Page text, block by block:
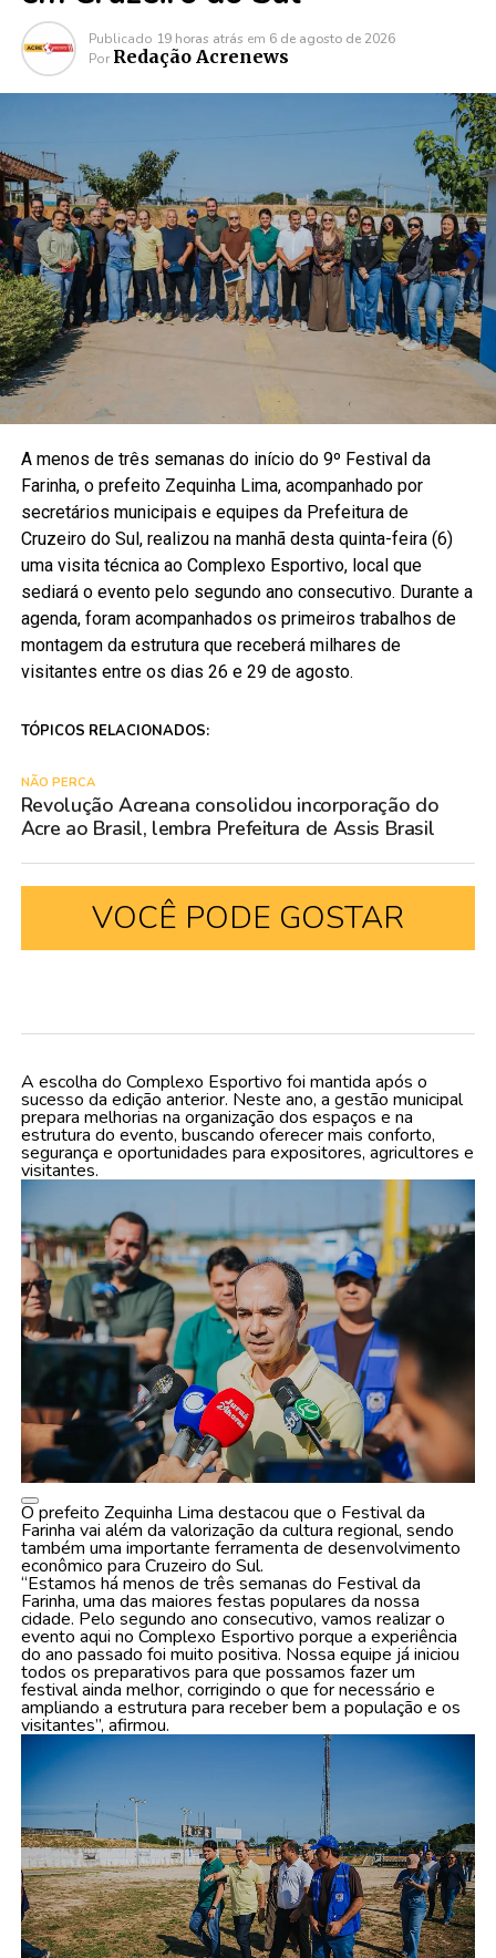
Publicado 19 horas atrás em 6 de agosto de 2026
Por Redação Acrenews
A menos de três semanas do início do 9º Festival da
Farinha, o prefeito Zequinha Lima, acompanhado por
secretários municipais e equipes da Prefeitura de
Cruzeiro do Sul, realizou na manhã desta quinta-feira (6)
uma visita técnica ao Complexo Esportivo, local que
sediará o evento pelo segundo ano consecutivo. Durante a
agenda, foram acompanhados os primeiros trabalhos de
montagem da estrutura que receberá milhares de
visitantes entre os dias 26 e 29 de agosto.
TÓPICOS RELACIONADOS:
NÃO PERCA
Revolução Acreana consolidou incorporação do
Acre ao Brasil, lembra Prefeitura de Assis Brasil
VOCÊ PODE GOSTAR
A escolha do Complexo Esportivo foi mantida após o
sucesso da edição anterior. Neste ano, a gestão municipal
prepara melhorias na organização dos espaços e na
estrutura do evento, buscando oferecer mais conforto,
segurança e oportunidades para expositores, agricultores e
visitantes.
O prefeito Zequinha Lima destacou que o Festival da
Farinha vai além da valorização da cultura regional, sendo
também uma importante ferramenta de desenvolvimento
econômico para Cruzeiro do Sul.
“Estamos há menos de três semanas do Festival da
Farinha, uma das maiores festas populares da nossa
cidade. Pelo segundo ano consecutivo, vamos realizar o
evento aqui no Complexo Esportivo porque a experiência
do ano passado foi muito positiva. Nossa equipe já iniciou
todos os preparativos para que possamos fazer um
festival ainda melhor, corrigindo o que for necessário e
ampliando a estrutura para receber bem a população e os
visitantes”, afirmou.